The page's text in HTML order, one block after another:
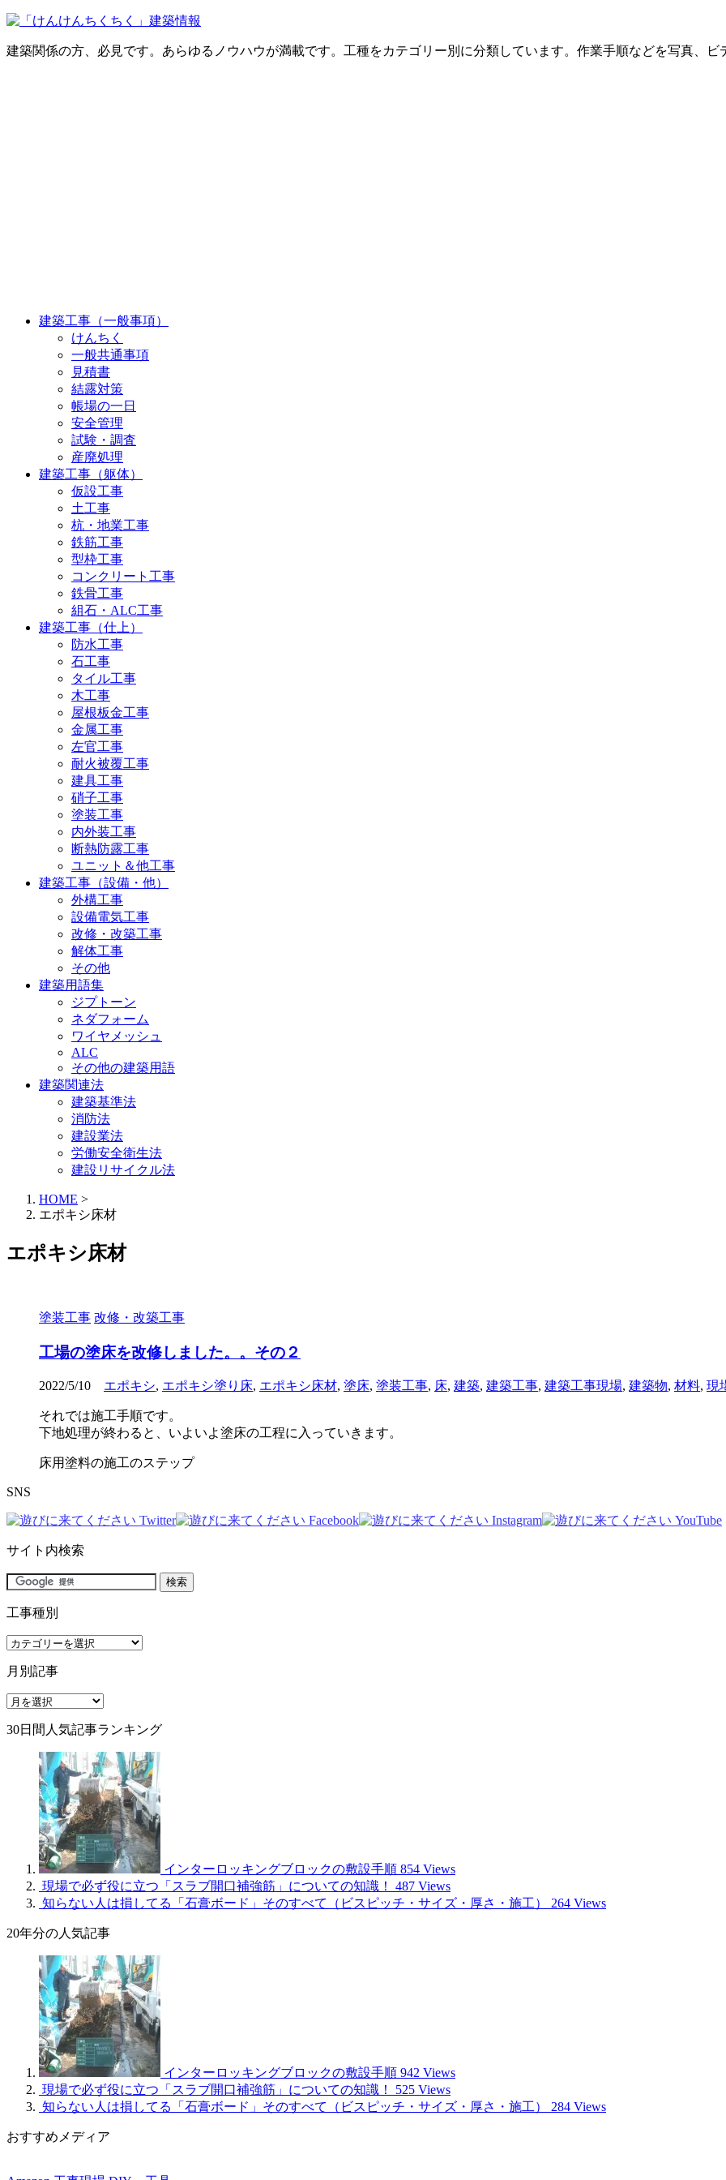
建築関係の方、必見です。あらゆるノウハウが満載です。工種をカテゴリー別に分類しています。作業手順などを写真、
建築工事（一般事項）
けんちく
一般共通事項
見積書
結露対策
帳場の一日
安全管理
試験・調査
産廃処理
建築工事（躯体）
仮設工事
土工事
杭・地業工事
鉄筋工事
型枠工事
コンクリート工事
鉄骨工事
組石・ALC工事
建築工事（仕上）
防水工事
石工事
タイル工事
木工事
屋根板金工事
金属工事
左官工事
耐火被覆工事
建具工事
硝子工事
塗装工事
内外装工事
断熱防露工事
ユニット＆他工事
建築工事（設備・他）
外構工事
設備電気工事
改修・改築工事
解体工事
その他
建築用語集
ジプトーン
ネダフォーム
ワイヤメッシュ
ALC
その他の建築用語
建築関連法
建築基準法
消防法
建設業法
労働安全衛生法
建設リサイクル法
HOME >
エポキシ床材
エポキシ床材
塗装工事 改修・改築工事
工場の塗床を改修しました。。その２
2022/5/10 エポキシ, エポキシ塗り床, エポキシ床材, 塗床, 塗装工事, 床, 建築, 建築工事, 建築工事現場, 建築物, 材料, 現
それでは施工手順です。
下地処理が終わると、いよいよ塗床の工程に入っていきます。
床用塗料の施工のステップ
SNS
サイト内検索
工事種別
工
種
別
月別記事
月
記
30日間人気記事ランキング
インターロッキングブロックの敷設手順 854 Views
現場で必ず役に立つ「スラブ開口補強筋」についての知識！
487 Views
知らない人は損してる「石膏ボード」そのすべて（ビスピッチ・サイズ・厚さ・施工）
264 Views
20年分の人気記事
インターロッキングブロックの敷設手順 942 Views
現場で必ず役に立つ「スラブ開口補強筋」についての知識！
525 Views
知らない人は損してる「石膏ボード」そのすべて（ビスピッチ・サイズ・厚さ・施工）
284 Views
おすすめメディア